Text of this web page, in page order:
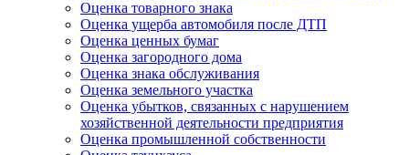
Оценка товарного знака
Оценка ущерба автомобиля после ДТП
Оценка ценных бумаг
Оценка загородного дома
Оценка знака обслуживания
Оценка земельного участка
Оценка убытков, связанных с нарушением
хозяйственной деятельности предприятия
Оценка промышленной собственности